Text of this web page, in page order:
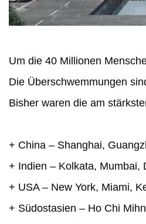
Um die 40 Millionen
Die Überschwemmungen
Bisher waren die am
+ China – Shanghai,
+ Indien – Kolkata, Mumbai,
+ USA – New York, Miami,
+ Südostasien – Ho Chi